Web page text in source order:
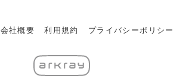
会社概要 利用規約 プライバシーポリシー